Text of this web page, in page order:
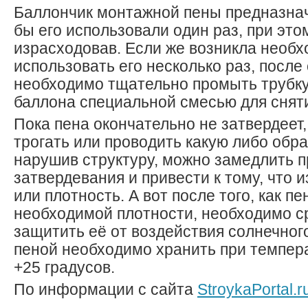
Баллончик монтажной пены
бы его использовали один раз, при
израсходовав. Если же возникла
использовать его несколько раз,
необходимо тщательно промыть
баллона специальной смесью для
Пока пена окончательно не
трогать или проводить какую либо
нарушив структуру, можно замедлить
затвердевания и привести к тому, что
или плотность. А вот после того, как
необходимой плотности, необходимо
защитить её от воздействия
пеной необходимо хранить при
+25 градусов.
По информации с сайта